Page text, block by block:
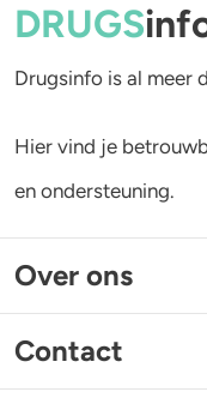
DRUGS
Drugsinfo is al meer
Hier vind je
en ondersteuning.
Over ons
Contact